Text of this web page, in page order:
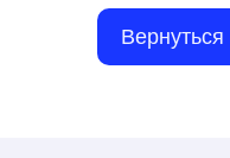
Вернуться